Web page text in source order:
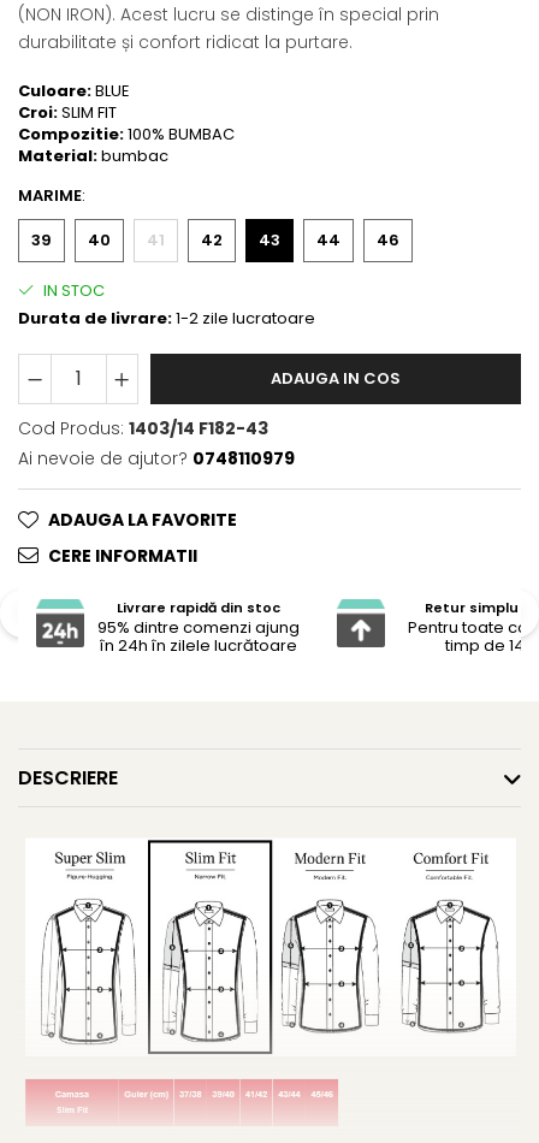
(NON IRON). Acest lucru se distinge în special prin
durabilitate și confort ridicat la purtare.
Culoare:BLUE
Croi:SLIM FIT
Compozitie:100% BUMBAC
Material:bumbac
MARIME:
39
40 41 42 43 44 46
IN STOC
Durata de livrare:1-2 zile lucratoare
ADAUGA IN COS
Cod Produs: 1403/14 F182-43
Ai nevoie de ajutor? 0748110979
ADAUGA LA FAVORITE
CERE INFORMATII
Livrare rapidă din stoc
95% dintre comenzi ajung
în 24h în zilele lucrătoare
Retur simplu și
Pentru toate
timp de 14
DESCRIERE